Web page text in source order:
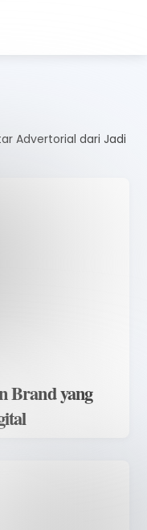
Advertorial dari Jadi
Brand yang